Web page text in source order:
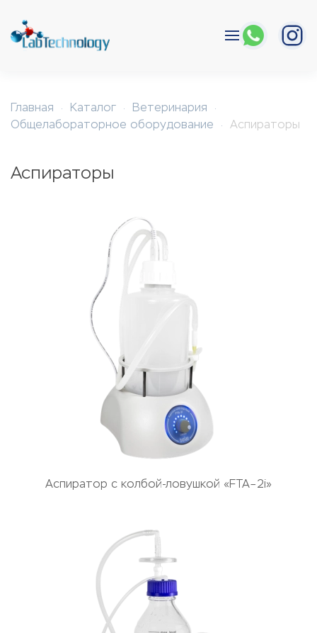
Перейти к содержимому
Главная Каталог
Ветеринария
Общелабораторное оборудование
Аспираторы
Аспираторы
Аспиратор с колбой-ловушкой «FTA–2i»